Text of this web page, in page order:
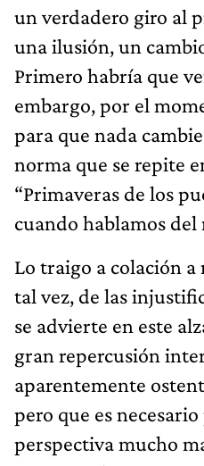
un verdadero giro al
una ilusión, un
Primero habría que
embargo, por el
para que nada
norma que se repite
“Primaveras de los
cuando hablamos
Lo traigo a colación
tal vez, de las
se advierte en este
gran repercusión
aparentemente
pero que es
perspectiva mucho